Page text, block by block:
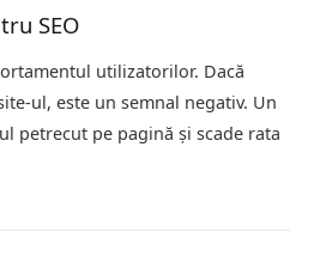
SEO
utilizatorilor. Dacă
ul, este un semnal negativ. Un
petrecut pe pagină și scade rata